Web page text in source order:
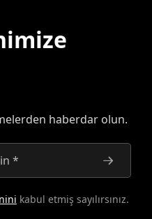
haberdar olun.
kabul etmiş sayılırsınız.